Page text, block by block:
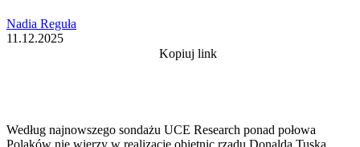
Nadia Reguła
11.12.2025
Kopiuj link
Według najnowszego sondażu UCE Research ponad połowa
Polaków nie wierzy w realizację obietnic rządu Donalda Tuska.